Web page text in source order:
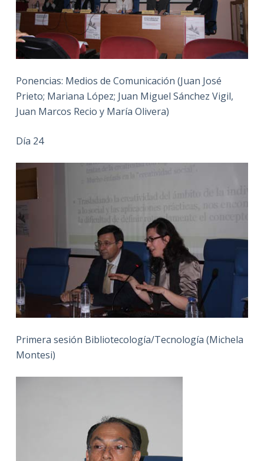
Ponencias: Medios de Comunicación (Juan José
Prieto; Mariana López; Juan Miguel Sánchez Vigil,
Juan Marcos Recio y María Olivera)
Día 24
Primera sesión Bibliotecología/Tecnología (Michela
Montesi)